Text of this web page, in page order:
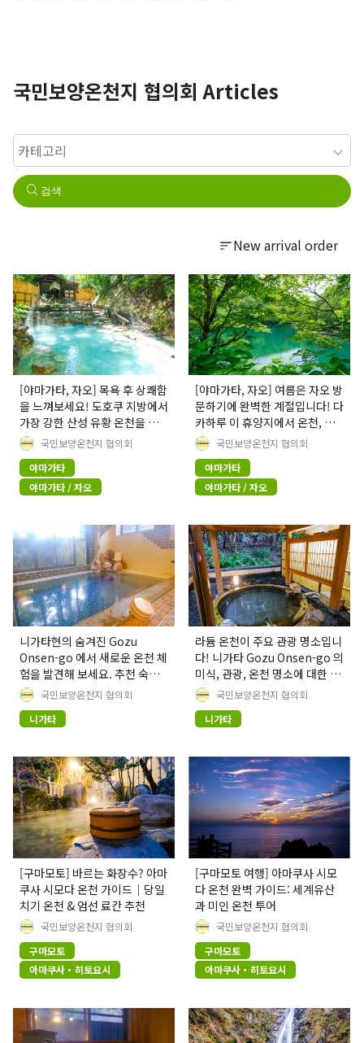
국민보양온천지 협의회 Articles
검색
New arrival order
[야마가타, 자오] 목욕 후 상쾌함
을 느껴보세요! 도호쿠 지방에서
가장 강한 산성 유황 온천을 자
랑하는 당일치기 온천 여행지와
숙박 시설을 추천합니다.
국민보양온천지 협의회
야마가타
야마가타 / 자오
[야마가타, 자오] 여름은 자오 방
문하기에 완벽한 계절입니다! 다
카하루 이 휴양지에서 온천, 아
름다운 풍경, 그리고 맛있는 음
식을 즐기는 방법을 안내해 드립
니다.
국민보양온천지 협의회
야마가타
야마가타 / 자오
니가타현의 숨겨진 Gozu
Onsen-go 에서 새로운 온천 체
험을 발견해 보세요. 추천 숙소
와 당일치기 온천을 소개해 드립
니다!
국민보양온천지 협의회
니가타
라듐 온천이 주요 관광 명소입니
다! 니가타 Gozu Onsen-go 의
미식, 관광, 온천 명소에 대한 완
벽한 가이드.
국민보양온천지 협의회
니가타
[구마모토] 바르는 화장수? 아마
쿠사 시모다 온천 가이드｜당일
치기 온천 & 엄선 료칸 추천
국민보양온천지 협의회
구마모토
아마쿠사・히토요시
[구마모토 여행] 아마쿠사 시모
다 온천 완벽 가이드: 세계유산
과 미인 온천 투어
국민보양온천지 협의회
구마모토
아마쿠사・히토요시